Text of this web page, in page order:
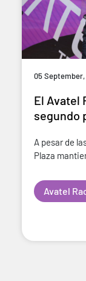
05 September,
El Avatel
segundo
A pesar de
Plaza
Terreno) El
Avatel